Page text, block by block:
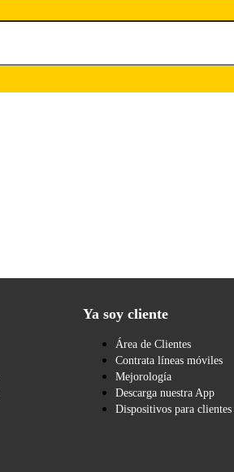
Ya soy cliente
Área de Clientes
Contrata líneas móviles
Mejorología
Descarga nuestra App
Dispositivos para clientes